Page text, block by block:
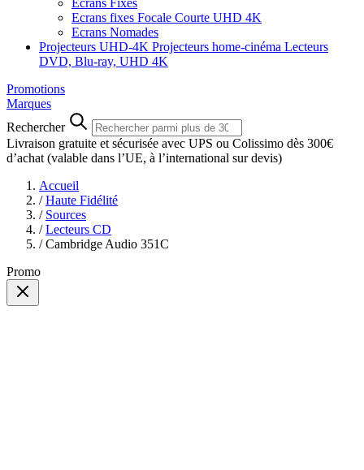
Ecrans Fixes
Ecrans fixes Focale Courte UHD 4K
Ecrans Nomades
Projecteurs UHD-4K Projecteurs home-cinéma Lecteurs
DVD, Blu-ray, UHD 4K
Promotions
Marques
Rechercher
Livraison gratuite et sécurisée avec UPS ou Colissimo dès 300€
d’achat (valable dans l’UE, à l’international sur devis)
Accueil
/ Haute Fidélité
/ Sources
/ Lecteurs CD
/ Cambridge Audio 351C
Promo